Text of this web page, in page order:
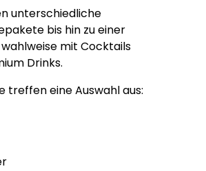
unterschiedliche
bis hin zu einer
mit Cocktails
Drinks.
treffen eine Auswahl aus: